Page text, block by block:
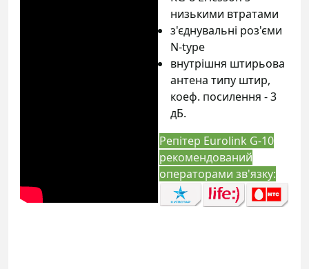
низькими втратами
з'єднувальні роз'єми
N-type
внутрішня штирьова
антена типу штир,
коеф. посилення - 3
дБ.
Репітер Eurolink G-10
рекомендований
операторами зв'язку: